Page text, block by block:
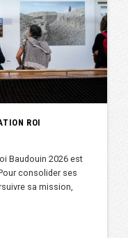
ROI
Baudouin 2026 est
consolider ses
sa mission,